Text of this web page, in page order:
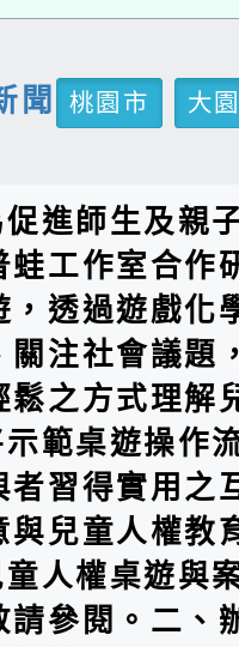
聞
桃園市
大
進師生及親
蛙工作室合作
，透過遊戲化
關注社會議題
鬆之方式理解
範桌遊操作
者習得實用之
與兒童人權教
人權桌遊與
請參閱。二、